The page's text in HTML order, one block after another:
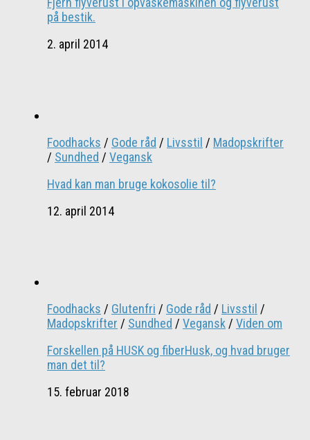
på bestik.
2. april 2014
Foodhacks / Gode råd / Livsstil / Madopskrifter
/ Sundhed / Vegansk
Hvad kan man bruge kokosolie til?
12. april 2014
Foodhacks / Glutenfri / Gode råd / Livsstil /
Madopskrifter / Sundhed / Vegansk / Viden om
Forskellen på HUSK og fiberHusk, og hvad bruger
man det til?
15. februar 2018